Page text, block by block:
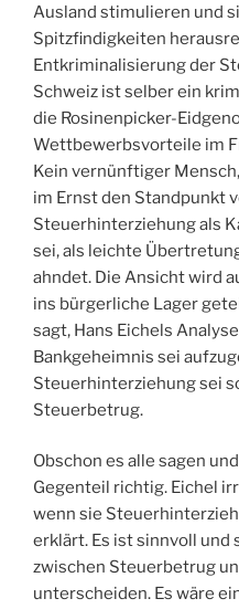
Ausland stimulieren und
Spitzfindigkeiten
Entkriminalisierung der
Schweiz ist selber ein
die Rosinenpicker-
Wettbewerbsvorteile im
Kein vernünftiger
im Ernst den Standpunkt
Steuerhinterziehung als
sei, als leichte
ahndet. Die Ansicht wird
ins bürgerliche Lager
sagt, Hans Eichels
Bankgeheimnis sei
Steuerhinterziehung sei
Steuerbetrug.
Obschon es alle sagen
Gegenteil richtig. Eichel
wenn sie
erklärt. Es ist sinnvoll
zwischen Steuerbetrug
unterscheiden. Es wäre